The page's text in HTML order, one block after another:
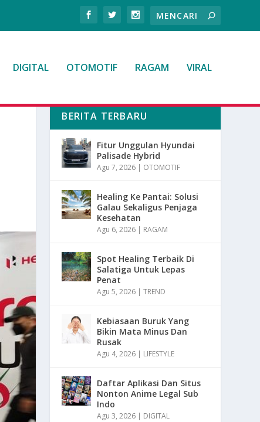
DIGITAL OTOMOTIF RAGAM VIRAL
BERITA TERBARU
Fitur Unggulan Hyundai
Palisade Hybrid
Agu 7, 2026 | OTOMOTIF
Healing Ke Pantai: Solusi
Galau Sekaligus Penjaga
Kesehatan
Agu 6, 2026 | RAGAM
Spot Healing Terbaik Di
Salatiga Untuk Lepas
Penat
Agu 5, 2026 |TREND
Kebiasaan Buruk Yang
Bikin Mata Minus Dan
Rusak
Agu 4, 2026 | LIFESTYLE
Daftar Aplikasi Dan Situs
Nonton Anime Legal Sub
Indo
Agu 3, 2026 | DIGITAL